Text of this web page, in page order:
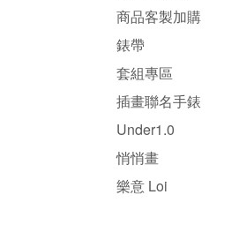
商品客製加購
錶帶
套組專區
插畫聯名手錶
Under1.0
悄悄畫
樂意 Loi